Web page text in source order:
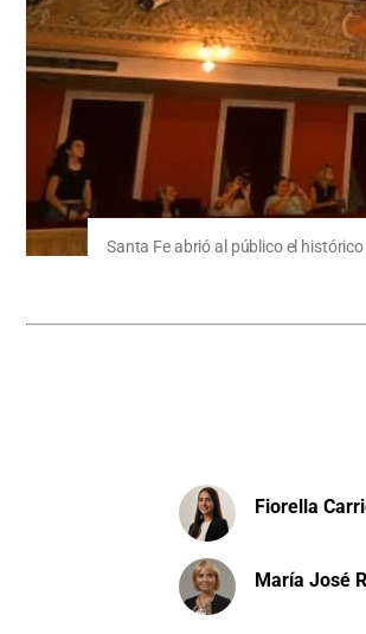
Santa Fe abrió al público el
Fiorella
María José